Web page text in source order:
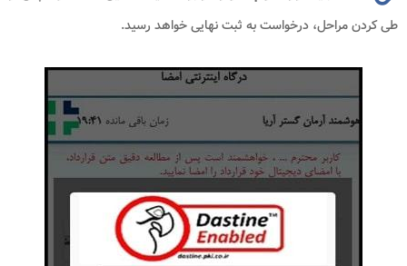
طی کردن مراحل، درخواست به ثبت نهایی خواهد رسید.